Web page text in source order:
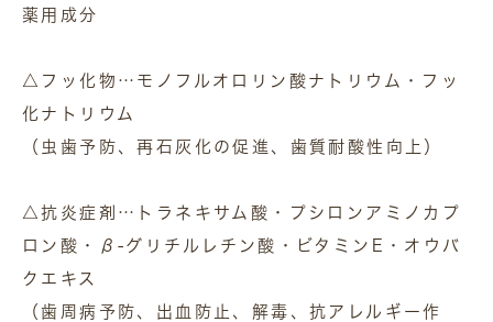
薬用成分
△フッ化物…モノフルオロリン酸ナトリウム・フッ
化ナトリウム
（虫歯予防、再石灰化の促進、歯質耐酸性向上）
△抗炎症剤…トラネキサム酸・プシロンアミノカプ
ロン酸・β-グリチルレチン酸・ビタミンE・オウバ
クエキス
（歯周病予防、出血防止、解毒、抗アレルギー作